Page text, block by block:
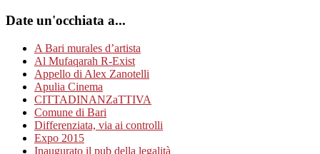
Date un'occhiata a...
A Bari murales d’artista
Al Mufaqarah R-Exist
Appello di Alex Zanotelli
Apulia Cinema
CITTADINANZaTTIVA
Comune di Bari
Differenziata, via ai controlli
Expo 2015
Inaugurato il pub della legalità